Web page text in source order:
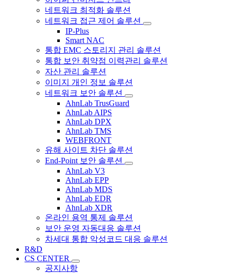
네트워크 최적화 솔루션
네트워크 접근 제어 솔루션
IP-Plus
Smart NAC
통합 EMC 스토리지 관리 솔루션
통합 보안 취약점 이력관리 솔루션
자산 관리 솔루션
이미지 개인 정보 솔루션
네트워크 보안 솔루션
AhnLab TrusGuard
AhnLab AIPS
AhnLab DPX
AhnLab TMS
WEBFRONT
유해 사이트 차단 솔루션
End-Point 보안 솔루션
AhnLab V3
AhnLab EPP
AhnLab MDS
AhnLab EDR
AhnLab XDR
온라인 용역 통제 솔루션
보안 운영 자동대응 솔루션
차세대 통합 악성코드 대응 솔루션
R&D
CS CENTER
공지사항